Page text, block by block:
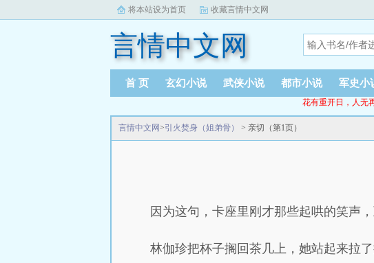
将本站设为首页 收藏言情中文网
言情中文网
首 页 玄幻小说 武侠小说 都市小说 军史小
花有重开日，人无
言情中文网>引火焚身（姐弟骨） > 亲切（第1页）
因为这句，卡座里刚才那些起哄的笑声
林伽珍把杯子搁回茶几上，她站起来拉了